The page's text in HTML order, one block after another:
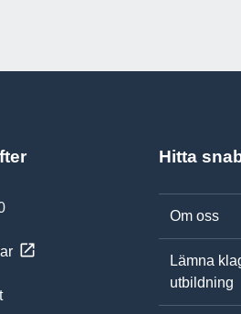
Hitta
Om oss
Lämna
utbildning